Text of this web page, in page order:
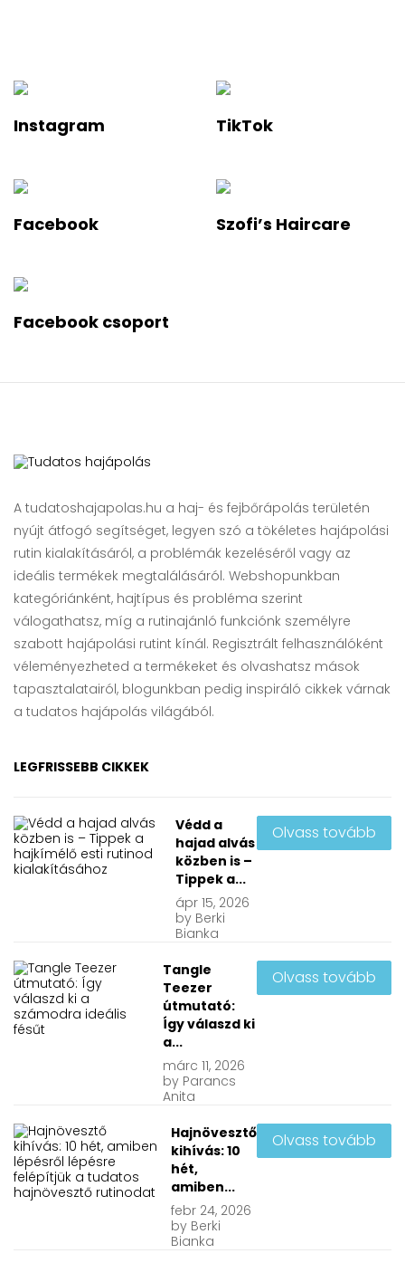
Instagram TikTok
Facebook Szofi’s Haircare
Facebook csoport
A tudatoshajapolas.hu a haj- és fejbőrápolás területén
nyújt átfogó segítséget, legyen szó a tökéletes hajápolási
rutin kialakításáról, a problémák kezeléséről vagy az
ideális termékek megtalálásáról. Webshopunkban
kategóriánként, hajtípus és probléma szerint
válogathatsz, míg a rutinajánló funkciónk személyre
szabott hajápolási rutint kínál. Regisztrált felhasználóként
véleményezheted a termékeket és olvashatsz mások
tapasztalatairól, blogunkban pedig inspiráló cikkek várnak
a tudatos hajápolás világából.
LEGFRISSEBB CIKKEK
Védd a
hajad alvás
közben is –
Tippek a...
ápr15, 2026
by Berki
Bianka
Olvass tovább
Tangle
Teezer
útmutató:
Így válaszd ki
a...
márc11, 2026
by Parancs
Anita
Olvass tovább
Hajnövesztő
kihívás: 10
hét,
amiben...
febr 24, 2026
by Berki
Bianka
Olvass tovább